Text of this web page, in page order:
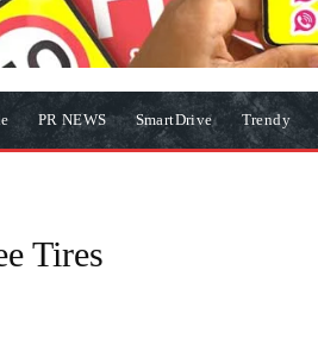
PR NEWS SmartDrive Trendy
Tires